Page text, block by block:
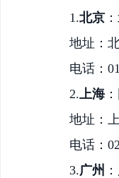
1.北京
地址：
电话：
2.上海
地址：
电话：
3.广州